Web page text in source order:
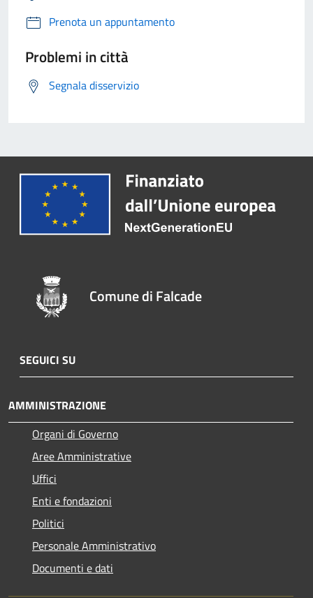
Prenota un appuntamento
Problemi in città
Segnala disservizio
Comune di Falcade
SEGUICI SU
AMMINISTRAZIONE
Organi di Governo
Aree Amministrative
Uffici
Enti e fondazioni
Politici
Personale Amministrativo
Documenti e dati